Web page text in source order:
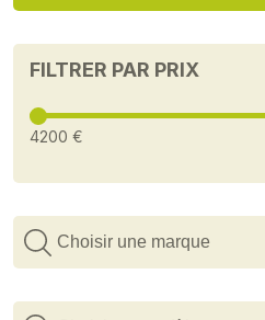
FILTRER PAR PRIX
4200 €
Choisir une marque